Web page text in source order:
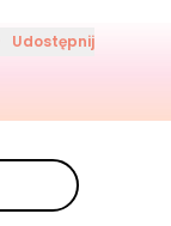
Udostępnij